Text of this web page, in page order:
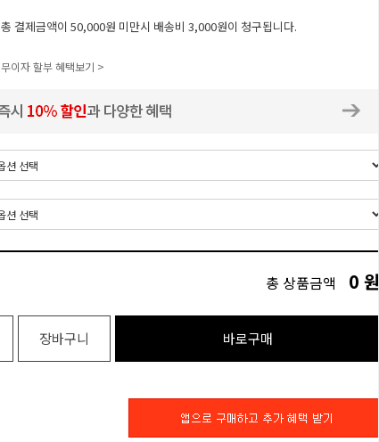
총 결제금액이 50,000원 미만시 배송비 3,000원이 청구됩니다.
무이자 할부 혜택보기 >
총 상품금액 0 원
장바구니 바로구매